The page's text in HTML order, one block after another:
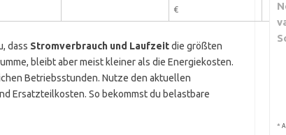
€
dass Stromverbrauch und Laufzeitdie größten
bleibt aber meist kleiner als die Energiekosten.
Betriebsstunden. Nutze den aktuellen
Ersatzteilkosten. So bekommst du belastbare
*